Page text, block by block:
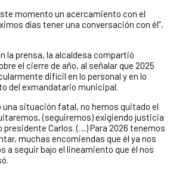
momento un acercamiento con el
días tener una conversación con él”,
la prensa, la alcaldesa compartió
el cierre de año, al señalar que 2025
difícil en lo personal y en lo
del exmandatario municipal.
una situación fatal, no hemos quitado el
(seguiremos) exigiendo justicia
Carlos. (…) Para 2026 tenemos
muchas encomiendas que él ya nos
a seguir bajo el lineamiento que él nos